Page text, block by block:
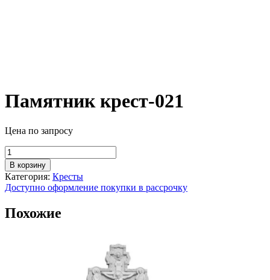
Памятник крест-021
Цена по запросу
Количество
товара
Памятник
крест-021
В корзину
Категория: Кресты
Доступно оформление покупки в рассрочку
Похожие